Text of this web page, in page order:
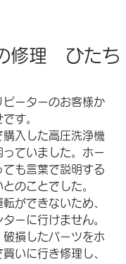
修理 ひたち
ーターのお客様か
す。
入した高圧洗浄機
ていました。ホー
ても言葉で説明する
のことでした。
ができないため、
ーに行けません。
損したパーツをホ
いに行き修理し、